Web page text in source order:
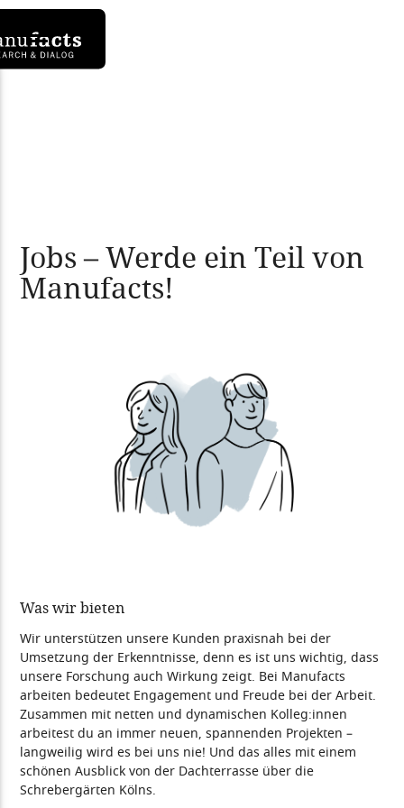
Jobs – Werde ein Teil von
Manufacts!
Was wir bieten
Wir unterstützen unsere Kunden praxisnah bei der
Umsetzung der Erkenntnisse, denn es ist uns wichtig, dass
unsere Forschung auch Wirkung zeigt. Bei Manufacts
arbeiten bedeutet Engagement und Freude bei der Arbeit.
Zusammen mit netten und dynamischen Kolleg:innen
arbeitest du an immer neuen, spannenden Projekten –
langweilig wird es bei uns nie! Und das alles mit einem
schönen Ausblick von der Dachterrasse über die
Schrebergärten Kölns.